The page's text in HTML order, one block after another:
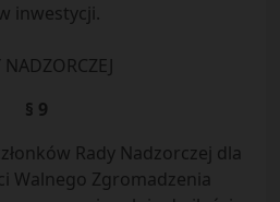
inwestycji.
§ 9
Rady Nadzorczej dla
Walnego Zgromadzenia